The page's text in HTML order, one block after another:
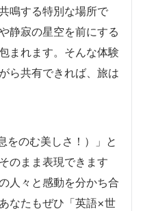
鳴する特別な場所で
静寂の星空を前にする
まれます。そんな体験
ら共有できれば、旅は
をのむ美しさ！）」と
のまま表現できます
人々と感動を分かち合
なたもぜひ「英語×世